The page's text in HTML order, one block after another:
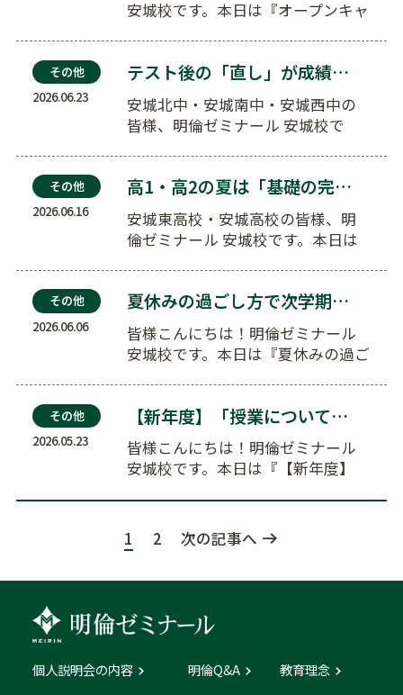
安城校です。本日は『オープンキャ
その他
2026.06.23
テスト後の「直し」が成績アップの特効薬になる理由
安城北中・安城南中・安城西中の
皆様、明倫ゼミナール 安城校で
その他
2026.06.16
高1・高2の夏は「基礎の完成」が全て。偏差値を上げ…
安城東高校・安城高校の皆様、明
倫ゼミナール 安城校です。本日は
その他
2026.06.06
夏休みの過ごし方で次学期が変わる！明倫の夏期講習会…
皆様こんにちは！明倫ゼミナール
安城校です。本日は『夏休みの過ご
その他
2026.05.23
【新年度】「授業についていけるかな？」という不安を…
皆様こんにちは！明倫ゼミナール
安城校です。本日は『【新年度】
1
2 次の記事へ
個人説明会の内容 明倫Q&A 教育理念